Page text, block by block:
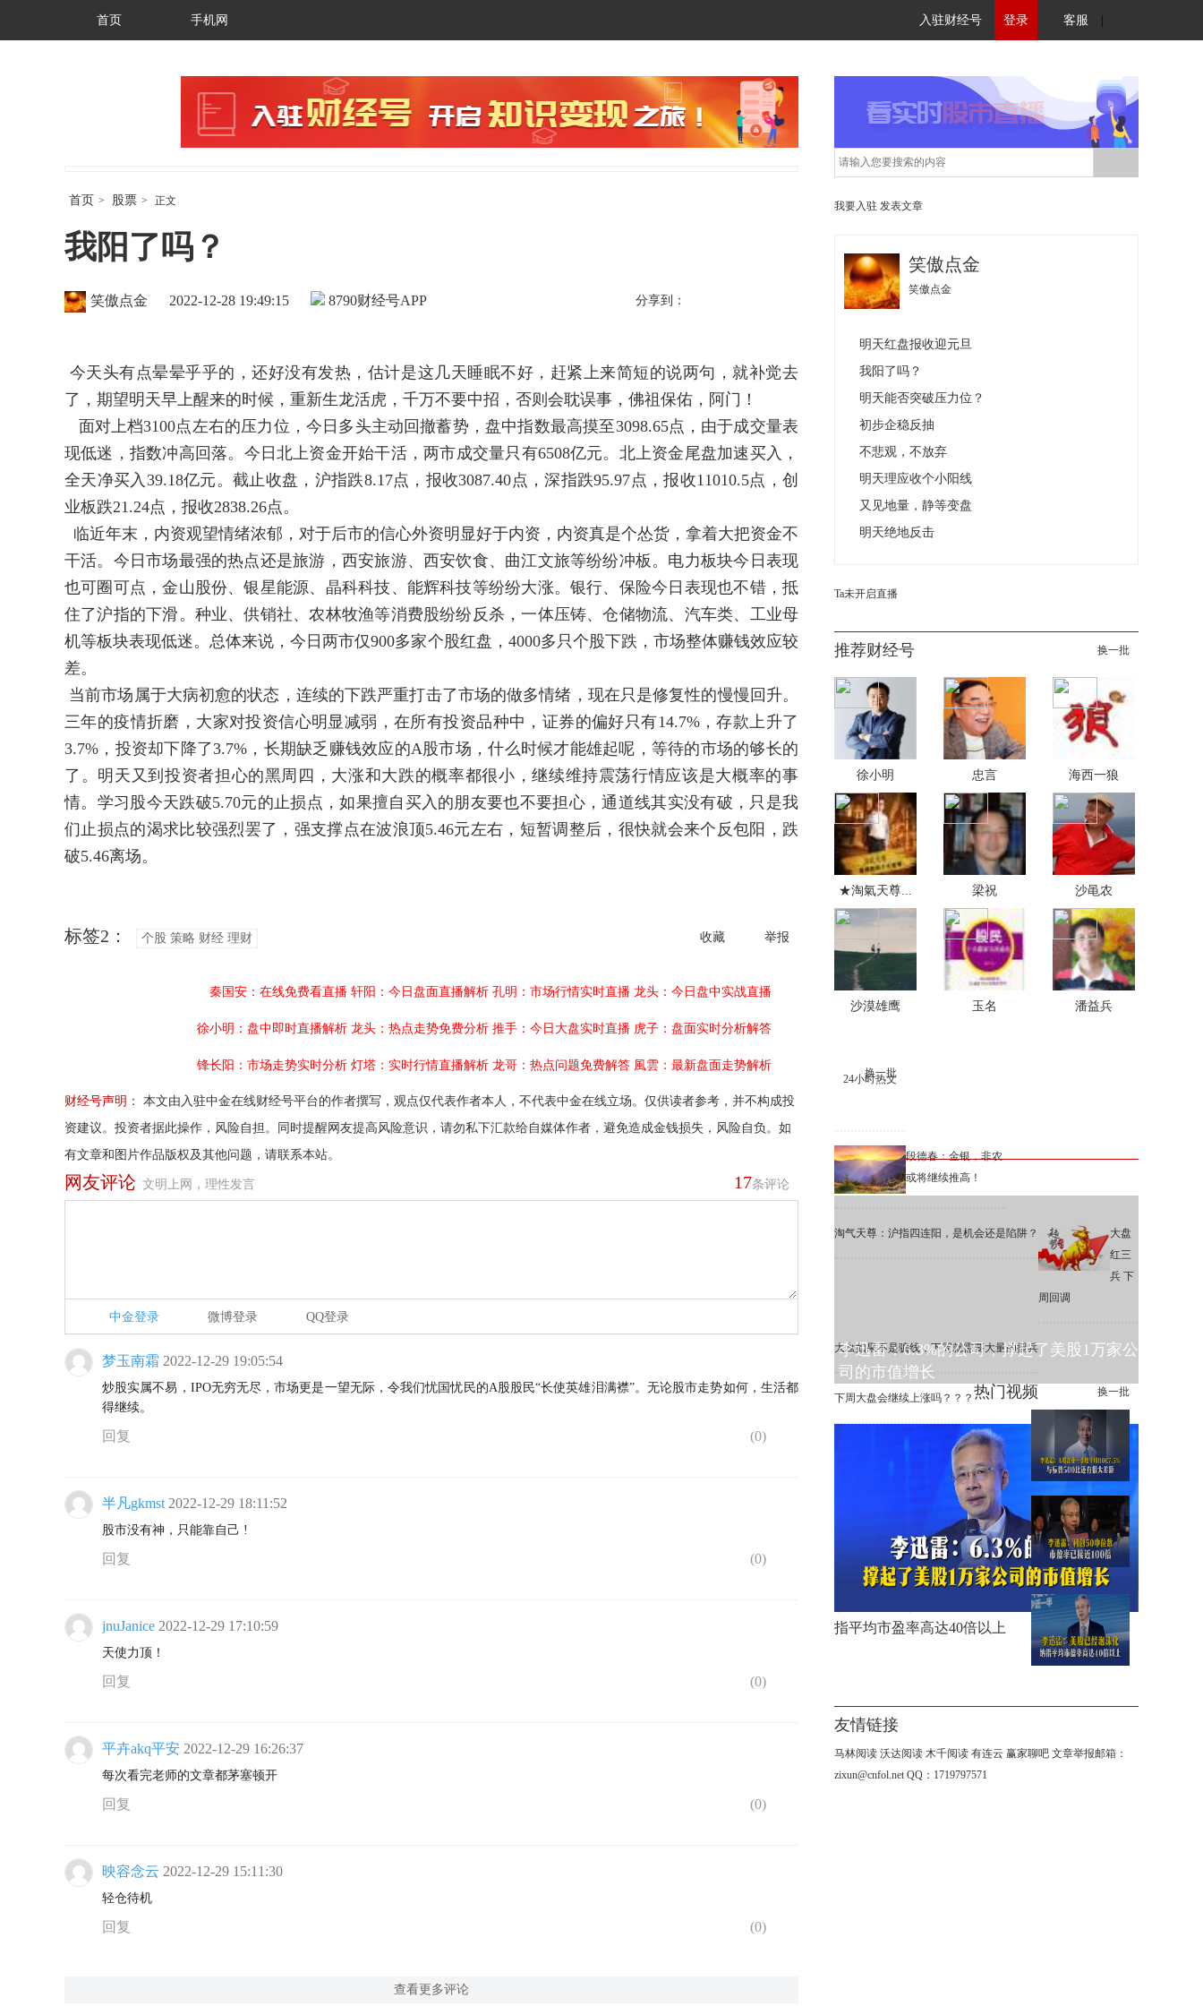
首页 手机网 入驻财经号 登录 客服
首页 > 股票 > 正文
我阳了吗？
财经号APP
笑傲点金 2022-12-28 19:49:15 8790 分享到：
今天头有点晕晕乎乎的，还好没有发热，估计是这几天睡眠不好，赶紧上来简短的说两句，就补觉去
了，期望明天早上醒来的时候，重新生龙活虎，千万不要中招，否则会耽误事，佛祖保佑，阿门！
面对上档3100点左右的压力位，今日多头主动回撤蓄势，盘中指数最高摸至3098.65点，由于成交量表
现低迷，指数冲高回落。今日北上资金开始干活，两市成交量只有6508亿元。北上资金尾盘加速买入，
全天净买入39.18亿元。截止收盘，沪指跌8.17点，报收3087.40点，深指跌95.97点，报收11010.5点，创
业板跌21.24点，报收2838.26点。
临近年末，内资观望情绪浓郁，对于后市的信心外资明显好于内资，内资真是个怂货，拿着大把资金不
干活。今日市场最强的热点还是旅游，西安旅游、西安饮食、曲江文旅等纷纷冲板。电力板块今日表现
也可圈可点，金山股份、银星能源、晶科科技、能辉科技等纷纷大涨。银行、保险今日表现也不错，抵
住了沪指的下滑。种业、供销社、农林牧渔等消费股纷纷反杀，一体压铸、仓储物流、汽车类、工业母
机等板块表现低迷。总体来说，今日两市仅900多家个股红盘，4000多只个股下跌，市场整体赚钱效应较
差。
当前市场属于大病初愈的状态，连续的下跌严重打击了市场的做多情绪，现在只是修复性的慢慢回升。
三年的疫情折磨，大家对投资信心明显减弱，在所有投资品种中，证券的偏好只有14.7%，存款上升了
3.7%，投资却下降了3.7%，长期缺乏赚钱效应的A股市场，什么时候才能雄起呢，等待的市场的够长的
了。明天又到投资者担心的黑周四，大涨和大跌的概率都很小，继续维持震荡行情应该是大概率的事
情。学习股今天跌破5.70元的止损点，如果擅自买入的朋友要也不要担心，通道线其实没有破，只是我
们止损点的渴求比较强烈罢了，强支撑点在波浪顶5.46元左右，短暂调整后，很快就会来个反包阳，跌
破5.46离场。
收藏 举报
标签2： 个股 策略 财经 理财
秦国安：在线免费看直播 轩阳：今日盘面直播解析 孔明：市场行情实时直播 龙头：今日盘中实战直播
徐小明：盘中即时直播解析 龙头：热点走势免费分析 推手：今日大盘实时直播 虎子：盘面实时分析解答
锋长阳：市场走势实时分析 灯塔：实时行情直播解析 龙哥：热点问题免费解答 風雲：最新盘面走势解析
财经号声明：
本文由入驻中金在线财经号平台的作者撰写，观点仅代表作者本人，不代表中金在线立场。仅供读者参考，并不构成投
资建议。投资者据此操作，风险自担。同时提醒网友提高风险意识，请勿私下汇款给自媒体作者，避免造成金钱损失，风险自负。如
有文章和图片作品版权及其他问题，请联系本站。
17条评论
网友评论 文明上网，理性发言
中金登录 微博登录 QQ登录
梦玉南霜 2022-12-29 19:05:54
炒股实属不易，IPO无穷无尽，市场更是一望无际，令我们忧国忧民的A股股民“长使英雄泪满襟”。无论股市走势如何，生活都
得继续。
回复 (0)
半凡gkmst 2022-12-29 18:11:52
股市没有神，只能靠自己 !
回复 (0)
jnuJanice 2022-12-29 17:10:59
天使力顶！
回复 (0)
平卉akq平安 2022-12-29 16:26:37
每次看完老师的文章都茅塞顿开
回复 (0)
映容念云 2022-12-29 15:11:30
轻仓待机
回复 (0)
查看更多评论
我要入驻 发表文章
笑傲点金
笑傲点金
明天红盘报收迎元旦
我阳了吗？
明天能否突破压力位？
初步企稳反抽
不悲观，不放弃
明天理应收个小阳线
又见地量，静等变盘
明天绝地反击
Ta未开启直播
推荐财经号 换一批
徐小明 忠言 海西一狼
★淘氣天尊... 梁祝 沙黾农
沙漠雄鹰 玉名 潘益兵
24小时热文
换一批
段德春：金银，非农
或将继续推高！
淘气天尊：沪指四连阳，是机会还是陷阱？
大盘
红三
兵 下
周回调
大盘如果不是骗线，下周就需要大量的援兵
下周大盘会继续上涨吗？？？ 热门视频 换一批
李迅雷：6.3%的公司，撑起了美股1万家公
司的市值增长
李迅雷：A股一季度平均ROE
为7.5%，远低于标普500
李迅雷：科创50中位数市盈率
指平均市盈率高达40倍以上
友情链接
马林阅读 沃达阅读 木千阅读 有连云 赢家聊吧 文章举报邮箱：
zixun@cnfol.net QQ：1719797571